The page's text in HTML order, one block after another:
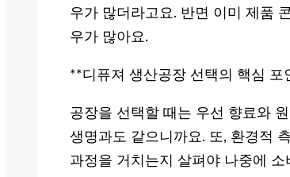
우가 많더라고요. 반면 이미 제품
우가 많아요.
**디퓨져 생산공장 선택의 핵심 포
공장을 선택할 때는 우선 향료와
생명과도 같으니까요. 또, 환경적
과정을 거치는지 살펴야 나중에